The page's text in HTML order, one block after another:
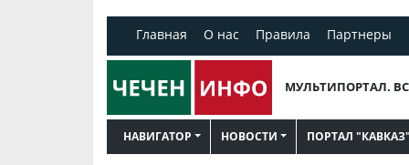
Главная О нас Правила Партнеры
МУЛЬТИПОРТАЛ.
НАВИГАТОР НОВОСТИ ПОРТАЛ "КАВКАЗ"